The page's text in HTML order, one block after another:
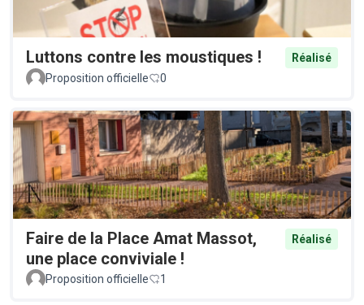
Luttons contre les moustiques !
Réalisé
Proposition officielle
0
Faire de la Place Amat Massot,
une place conviviale !
Réalisé
Proposition officielle 1